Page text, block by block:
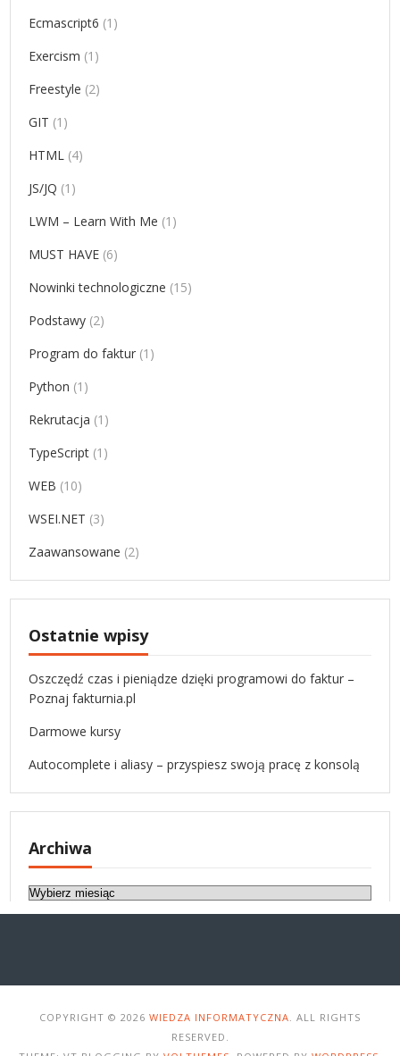
Ecmascript6 (1)
Exercism (1)
Freestyle (2)
GIT (1)
HTML (4)
JS/JQ (1)
LWM – Learn With Me (1)
MUST HAVE (6)
Nowinki technologiczne (15)
Podstawy (2)
Program do faktur (1)
Python (1)
Rekrutacja (1)
TypeScript (1)
WEB (10)
WSEI.NET (3)
Zaawansowane (2)
Ostatnie wpisy
Oszczędź czas i pieniądze dzięki programowi do faktur –
Poznaj fakturnia.pl
Darmowe kursy
Autocomplete i aliasy – przyspiesz swoją pracę z konsolą
Archiwa
A
r
w
COPYRIGHT © 2026 WIEDZA INFORMATYCZNA . ALL RIGHTS
RESERVED.